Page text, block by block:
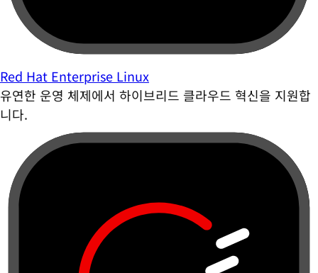
Red Hat Enterprise Linux
유연한 운영 체제에서 하이브리드 클라우드 혁신을 지원합
니다.